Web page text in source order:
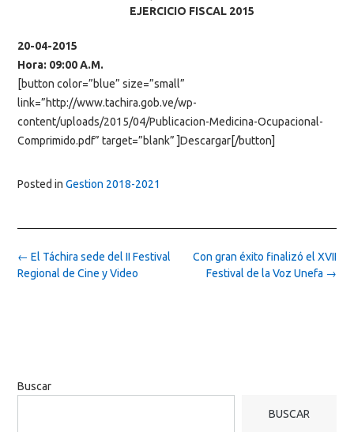
EJERCICIO FISCAL 2015
20-04-2015
Hora: 09:00 A.M.
[button color=”blue” size=”small”
link=”http://www.tachira.gob.ve/wp-
content/uploads/2015/04/Publicacion-Medicina-Ocupacional-
Comprimido.pdf” target=”blank” ]Descargar[/button]
Posted in Gestion 2018-2021
Post
navigation
Con gran éxito finalizó el XVII
Festival de la Voz Unefa →
← El Táchira sede del II Festival
Regional de Cine y Video
Buscar
BUSCAR